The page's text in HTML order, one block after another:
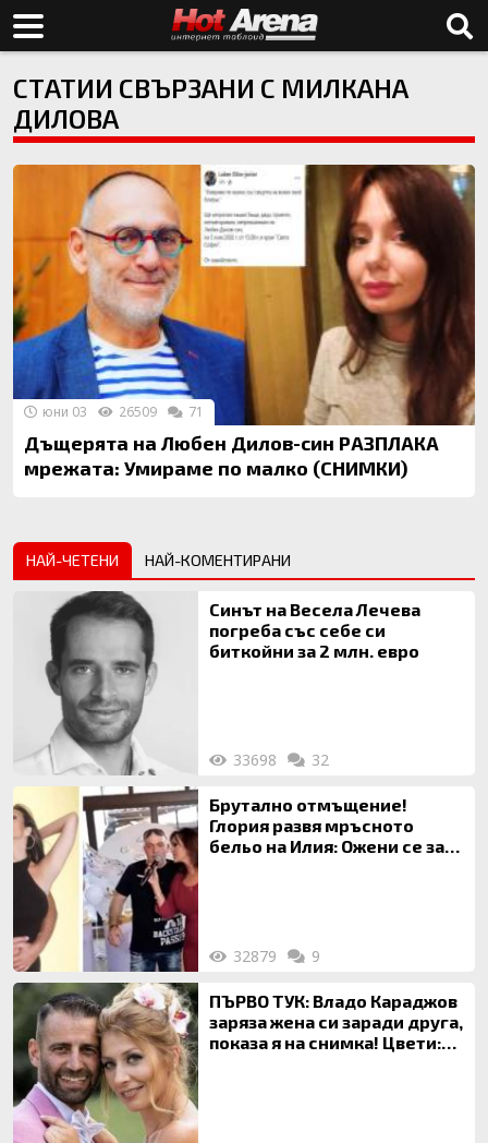
СТАТИИ СВЪРЗАНИ С МИЛКАНА
ДИЛОВА
Дъщерята на Любен Дилов-син РАЗПЛАКА
мрежата: Умираме по малко (СНИМКИ)
юни 03 26509 71
НАЙ-ЧЕТЕНИ НАЙ-КОМЕНТИРАНИ
Синът на Весела Лечева
погреба със себе си
биткойни за 2 млн. евро
33698 32
Брутално отмъщение!
Глория развя мръсното
бельо на Илия: Ожени се за
32879 9
ПЪРВО ТУК: Владо Караджов
заряза жена си заради друга,
показа я на снимка! Цвети: